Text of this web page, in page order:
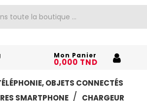
Mon Panier
0,000 TND
OBJETS CONNECTÉS
SMARTPHONE
CHARGEUR